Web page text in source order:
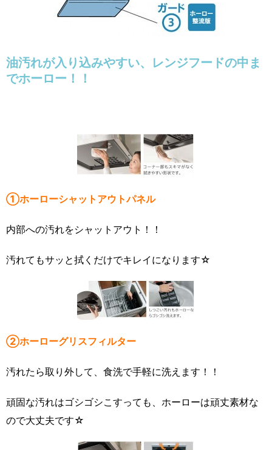
油汚れが入り込みやすい、レンジフードの中ま
でホーロー！！
①ホーローシャットアウトパネル
内部への汚れをシャットアウト！！
汚れてもサッと拭くだけでキレイになります☆
②ホーローグリスフィルター
汚れたら取り外して、食洗で手軽に洗えます！！
頑固な汚れはゴシゴシこすっても、ホーローは頑丈素材な
ので大丈夫です☆